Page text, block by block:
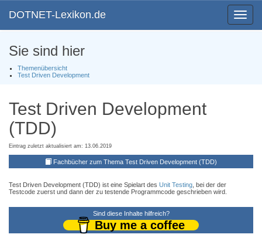
Toggle
DOTNET-Lexikon.de
Sie sind hier
Themenübersicht
Test Driven Development
Test Driven Development
(TDD)
Eintrag zuletzt aktualisiert am: 13.06.2019
Fachbücher zum Thema Test Driven Development (TDD)
Test Driven Development (TDD) ist eine Spielart des Unit Testing , bei der der
Testcode zuerst und dann der zu testende Programmcode geschrieben wird.
Sind diese Inhalte hilfreich?
Buy me a coffee